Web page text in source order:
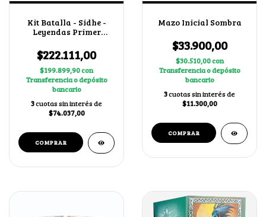
Kit Batalla - Sidhe -
Leyendas Primer
$222.111,00
$199.899,90con
Transferencia o depósito
bancario
3cuotas sin interés de
$74.037,00
Mazo Inicial Sombra
$33.900,00
$30.510,00con
Transferencia o depósito
bancario
3cuotas sin interés de
$11.300,00